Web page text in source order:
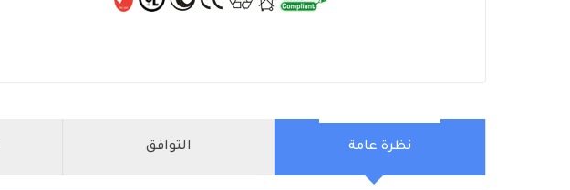
نظرة عامة التوافق